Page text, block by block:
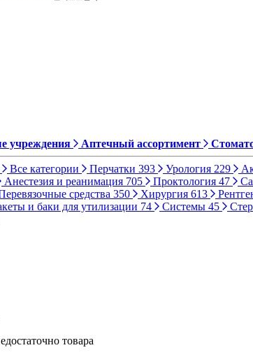
учреждения Аптечный ассортимент
Все категории Перчатки 393 Урология 229
Анестезия и реанимация 705 Проктология 47
средства 350 Хирургия 613
и баки для утилизации 74 Системы 45
товара